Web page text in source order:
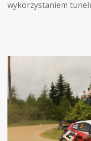
wykorzystaniem